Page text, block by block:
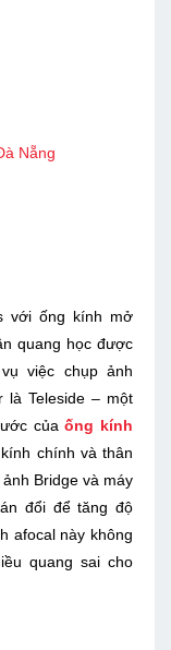
Nẵng
với ống kính mở
quang học được
việc chụp ảnh
là Teleside – một
củaống kính
chính và thân
Bridge và máy
đổi để tăng độ
afocal này không
quang sai cho